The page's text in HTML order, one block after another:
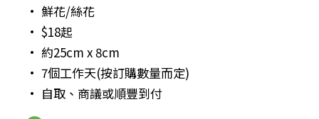
• 鮮花/絲花
• $18起
• 約25cm x 8cm
• 7個工作天(按訂購數量而定)
• 自取、商議或順豐到付